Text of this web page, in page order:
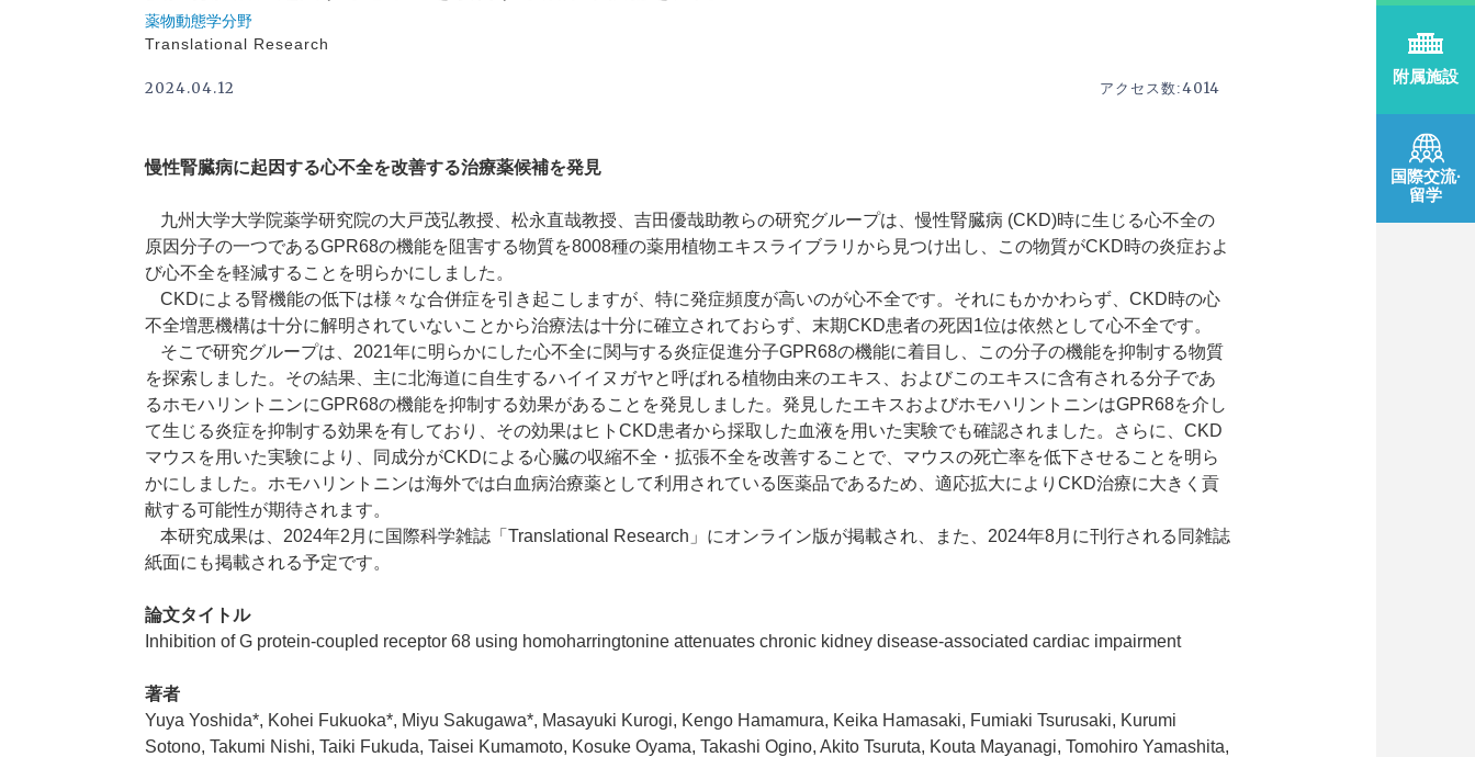
附属施設
国際交流·
留学
薬物動態学分野
Translational Research
2024.04.12 アクセス数:4014
慢性腎臓病に起因する心不全を改善する治療薬候補を発見
九州大学大学院薬学研究院の大戸茂弘教授、松永直哉教授、吉田優哉助教らの研究グループは、慢性腎臓病 (CKD)時に生じる心不全の
原因分子の一つであるGPR68の機能を阻害する物質を8008種の薬用植物エキスライブラリから見つけ出し、この物質がCKD時の炎症およ
び心不全を軽減することを明らかにしました。
CKDによる腎機能の低下は様々な合併症を引き起こしますが、特に発症頻度が高いのが心不全です。それにもかかわらず、 CKD時の心
不全増悪機構は十分に解明されていないことから治療法は十分に確立されておらず、末期CKD患者の死因 1位は依然として心不全です。
そこで研究グループは、 2021年に明らかにした心不全に関与する炎症促進分子GPR68の機能に着目し、この分子の機能を抑制する物質
を探索しました。その結果、主に北海道に自生するハイイヌガヤと呼ばれる植物由来のエキス、およびこのエキスに含有される分子であ
るホモハリントニンにGPR68の機能を抑制する効果があることを発見しました。発見したエキスおよびホモハリントニンはGPR68を介し
て生じる炎症を抑制する効果を有しており、その効果はヒト CKD患者から採取した血液を用いた実験でも確認されました。さらに、 CKD
マウスを用いた実験により、同成分がCKDによる心臓の収縮不全・拡張不全を改善することで、マウスの死亡率を低下させることを明ら
かにしました。ホモハリントニンは海外では白血病治療薬として利用されている医薬品であるため、適応拡大により CKD治療に大きく貢
献する可能性が期待されます。
本研究成果は、 2024年2 月に国際科学雑誌「 Translational Research 」にオンライン版が掲載され、また、 2024年8月に刊行される同雑誌
紙面にも掲載される予定です。
論文タイトル
Inhibition of G protein-coupled receptor 68 using homoharringtonine attenuates chronic kidney disease-associated cardiac impairment
著者
Yuya Yoshida*, Kohei Fukuoka*, Miyu Sakugawa*, Masayuki Kurogi, Kengo Hamamura, Keika Hamasaki, Fumiaki Tsurusaki, Kurumi
Sotono, Takumi Nishi, Taiki Fukuda, Taisei Kumamoto, Kosuke Oyama, Takashi Ogino, Akito Tsuruta, Kouta Mayanagi, Tomohiro Yamashita,